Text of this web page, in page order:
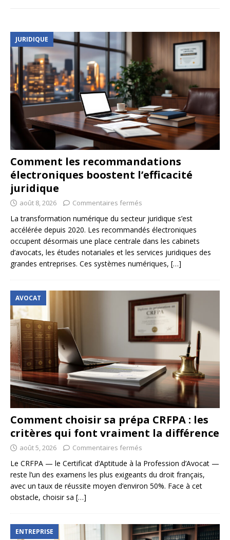
JURIDIQUE
Comment les recommandations
électroniques boostent l’efficacité
juridique
août 8, 2026 Commentaires fermés
La transformation numérique du secteur juridique s’est
accélérée depuis 2020. Les recommandés électroniques
occupent désormais une place centrale dans les cabinets
d’avocats, les études notariales et les services juridiques des
grandes entreprises. Ces systèmes numériques, […]
AVOCAT
Comment choisir sa prépa CRFPA : les
critères qui font vraiment la différence
août 5, 2026 Commentaires fermés
Le CRFPA — le Certificat d’Aptitude à la Profession d’Avocat —
reste l’un des examens les plus exigeants du droit français,
avec un taux de réussite moyen d’environ 50%. Face à cet
obstacle, choisir sa […]
ENTREPRISE